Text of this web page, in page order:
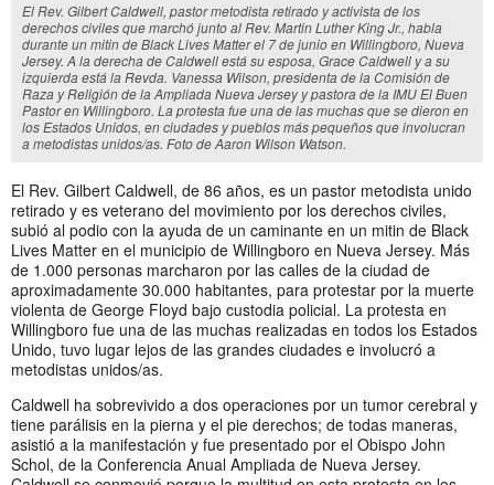
El Rev. Gilbert Caldwell, pastor metodista retirado y activista de los
derechos civiles que marchó junto al Rev. Martin Luther King Jr., habla
durante un mitin de Black Lives Matter el 7 de junio en Willingboro, Nueva
Jersey. A la derecha de Caldwell está su esposa, Grace Caldwell y a su
izquierda está la Revda. Vanessa Wilson, presidenta de la Comisión de
Raza y Religión de la Ampliada Nueva Jersey y pastora de la IMU El Buen
Pastor en Willingboro. La protesta fue una de las muchas que se dieron en
los Estados Unidos, en ciudades y pueblos más pequeños que involucran
a metodistas unidos/as. Foto de Aaron Wilson Watson.
El Rev. Gilbert Caldwell, de 86 años, es un pastor metodista unido
retirado y es veterano del movimiento por los derechos civiles,
subió al podio con la ayuda de un caminante en un mitin de Black
Lives Matter en el municipio de Willingboro en Nueva Jersey. Más
de 1.000 personas marcharon por las calles de la ciudad de
aproximadamente 30.000 habitantes, para protestar por la muerte
violenta de George Floyd bajo custodia policial. La protesta en
Willingboro fue una de las muchas realizadas en todos los Estados
Unido, tuvo lugar lejos de las grandes ciudades e involucró a
metodistas unidos/as.
Caldwell ha sobrevivido a dos operaciones por un tumor cerebral y
tiene parálisis en la pierna y el pie derechos; de todas maneras,
asistió a la manifestación y fue presentado por el Obispo John
Schol, de la Conferencia Anual Ampliada de Nueva Jersey.